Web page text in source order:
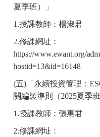
夏季班）」
1.授課教師：楊淑君
2.修課網址：
https://www.ewant.org/
hostid=13&id=16148
(五)「永續投資管理：
關編製準則（2025夏季班
1.授課教師：張惠君
2.修課網址：